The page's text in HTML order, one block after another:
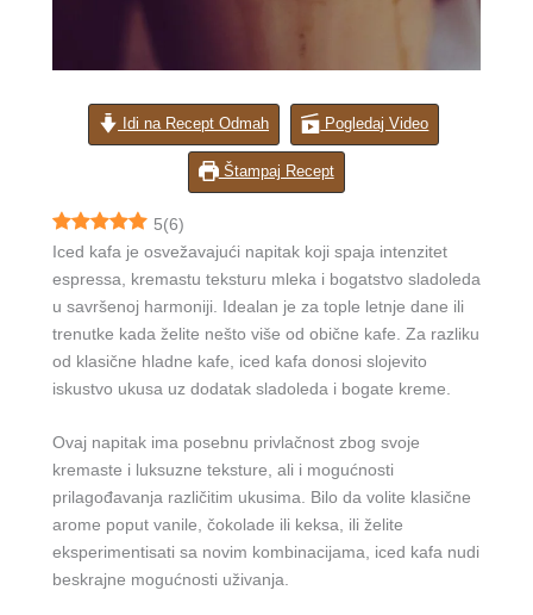
Idi na Recept Odmah Pogledaj Video
Štampaj Recept
5(6)
Iced kafa je osvežavajući napitak koji spaja intenzitet
espressa, kremastu teksturu mleka i bogatstvo sladoleda
u savršenoj harmoniji. Idealan je za tople letnje dane ili
trenutke kada želite nešto više od obične kafe. Za razliku
od klasične hladne kafe, iced kafa donosi slojevito
iskustvo ukusa uz dodatak sladoleda i bogate kreme.
Ovaj napitak ima posebnu privlačnost zbog svoje
kremaste i luksuzne teksture, ali i mogućnosti
prilagođavanja različitim ukusima. Bilo da volite klasične
arome poput vanile, čokolade ili keksa, ili želite
eksperimentisati sa novim kombinacijama, iced kafa nudi
beskrajne mogućnosti uživanja.